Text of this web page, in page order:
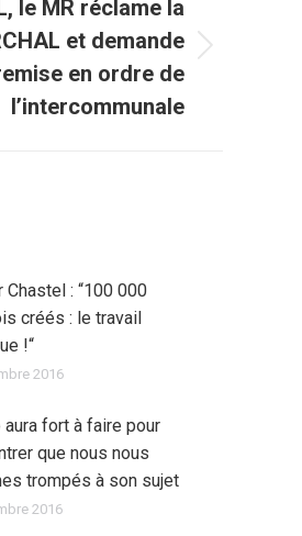
le MR réclame la
et demande
en ordre de
l’intercommunale
Chastel : “100 000
créés : le travail
!“
2016
aura fort à faire pour
que nous nous
trompés à son sujet
2016